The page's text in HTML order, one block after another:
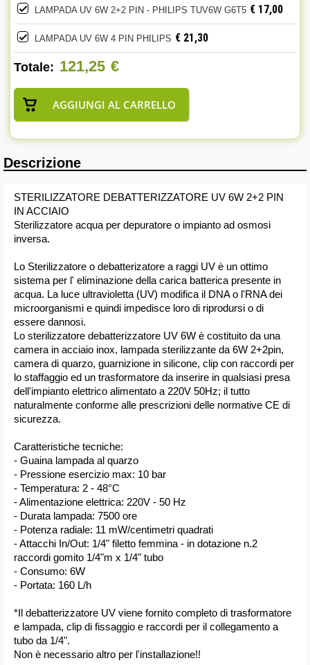
LAMPADA UV 6W 2+2 PIN - PHILIPS TUV6W G6T5 € 17,00
LAMPADA UV 6W 4 PIN PHILIPS € 21,30
Totale: 121,25 €
Descrizione
STERILIZZATORE DEBATTERIZZATORE UV 6W 2+2 PIN
IN ACCIAIO
Sterilizzatore acqua per depuratore o impianto ad osmosi
inversa.
Lo Sterilizzatore o debatterizatore a raggi UV è un ottimo
sistema per l' eliminazione della carica batterica presente in
acqua. La luce ultravioletta (UV) modifica il DNA o l'RNA dei
microorganismi e quindi impedisce loro di riprodursi o di
essere dannosi.
Lo sterilizzatore debatterizzatore UV 6W è costituito da una
camera in acciaio inox, lampada sterilizzante da 6W 2+2pin,
camera di quarzo, guarnizione in silicone, clip con raccordi per
lo staffaggio ed un trasformatore da inserire in qualsiasi presa
dell'impianto elettrico alimentato a 220V 50Hz; il tutto
naturalmente conforme alle prescrizioni delle normative CE di
sicurezza.
Caratteristiche tecniche:
- Guaina lampada al quarzo
- Pressione esercizio max: 10 bar
- Temperatura: 2 - 48°C
- Alimentazione elettrica: 220V - 50 Hz
- Durata lampada: 7500 ore
- Potenza radiale: 11 mW/centimetri quadrati
- Attacchi In/Out: 1/4" filetto femmina - in dotazione n.2
raccordi gomito 1/4"m x 1/4" tubo
- Consumo: 6W
- Portata: 160 L/h
*Il debatterizzatore UV viene fornito completo di trasformatore
e lampada, clip di fissaggio e raccordi per il collegamento a
tubo da 1/4".
Non è necessario altro per l'installazione!!